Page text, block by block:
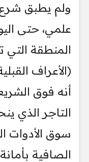
ولم يطبق شرع
علمي، حتى
المنطقة
(الأعراف
أنه فوق
التاجر الذي
سوق الأدوات
الصافية